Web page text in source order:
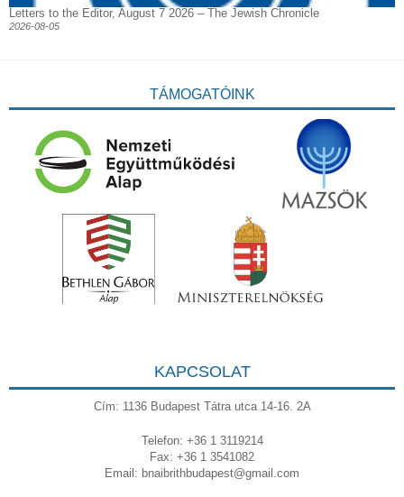
Letters to the Editor, August 7 2026 – The Jewish Chronicle
2026-08-05
TÁMOGATÓINK
KAPCSOLAT
Cím: 1136 Budapest Tátra utca 14-16. 2A
Telefon: +36 1 3119214
Fax: +36 1 3541082
Email: bnaibrithbudapest@gmail.com